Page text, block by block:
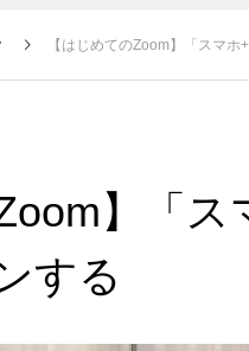
【はじめてのZoom】「スマ
】「
する